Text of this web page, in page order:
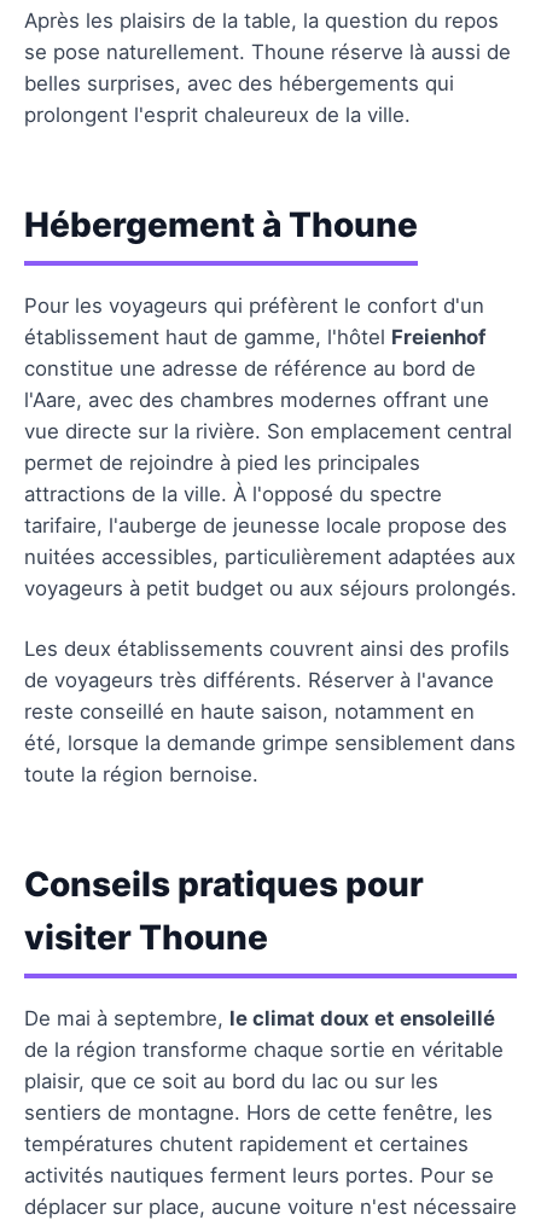
Après les plaisirs de la table, la question du repos
se pose naturellement. Thoune réserve là aussi de
belles surprises, avec des hébergements qui
prolongent l'esprit chaleureux de la ville.
Hébergement à Thoune
Pour les voyageurs qui préfèrent le confort d'un
établissement haut de gamme, l'hôtel Freienhof
constitue une adresse de référence au bord de
l'Aare, avec des chambres modernes offrant une
vue directe sur la rivière. Son emplacement central
permet de rejoindre à pied les principales
attractions de la ville. À l'opposé du spectre
tarifaire, l'auberge de jeunesse locale propose des
nuitées accessibles, particulièrement adaptées aux
voyageurs à petit budget ou aux séjours prolongés.
Les deux établissements couvrent ainsi des profils
de voyageurs très différents. Réserver à l'avance
reste conseillé en haute saison, notamment en
été, lorsque la demande grimpe sensiblement dans
toute la région bernoise.
Conseils pratiques pour
visiter Thoune
De mai à septembre, le climat doux et ensoleillé
de la région transforme chaque sortie en véritable
plaisir, que ce soit au bord du lac ou sur les
sentiers de montagne. Hors de cette fenêtre, les
températures chutent rapidement et certaines
activités nautiques ferment leurs portes. Pour se
déplacer sur place, aucune voiture n'est nécessaire